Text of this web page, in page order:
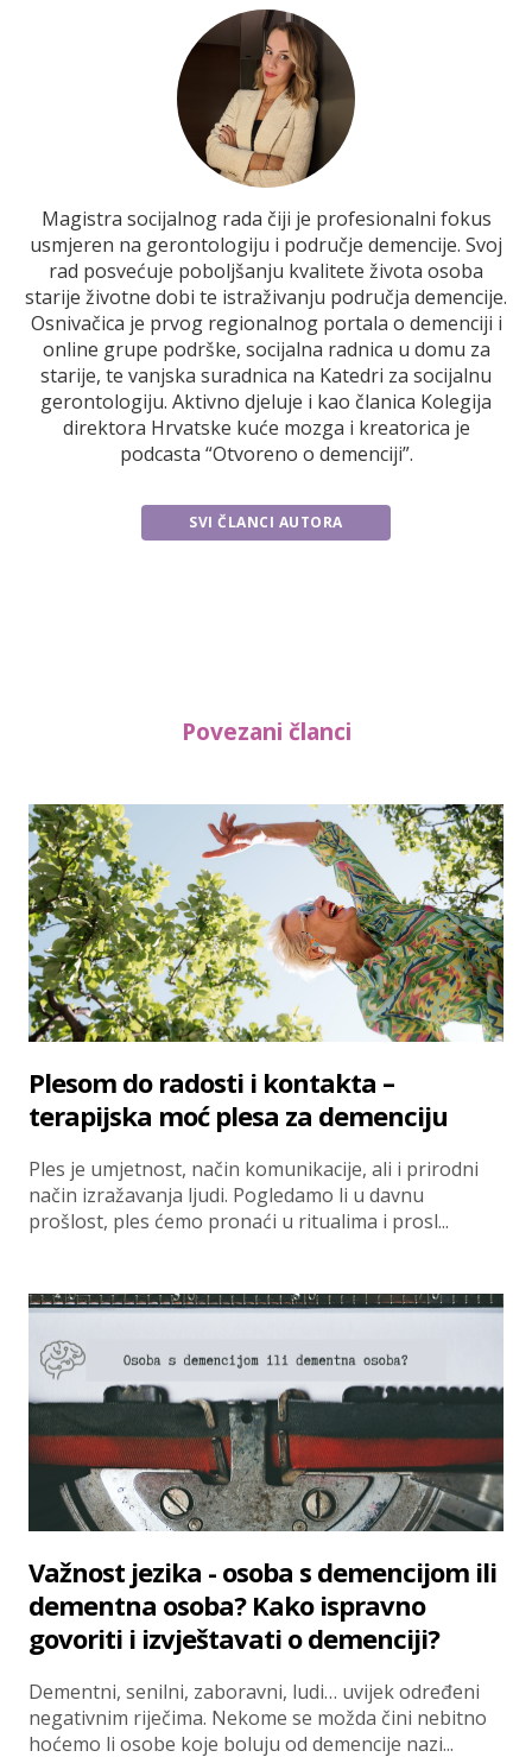
Magistra socijalnog rada čiji je profesionalni fokus
usmjeren na gerontologiju i područje demencije. Svoj
rad posvećuje poboljšanju kvalitete života osoba
starije životne dobi te istraživanju područja demencije.
Osnivačica je prvog regionalnog portala o demenciji i
online grupe podrške, socijalna radnica u domu za
starije, te vanjska suradnica na Katedri za socijalnu
gerontologiju. Aktivno djeluje i kao članica Kolegija
direktora Hrvatske kuće mozga i kreatorica je
podcasta “Otvoreno o demenciji”.
SVI ČLANCI AUTORA
Povezani članci
Plesom do radosti i kontakta –
terapijska moć plesa za demenciju
Ples je umjetnost, način komunikacije, ali i prirodni
način izražavanja ljudi. Pogledamo li u davnu
prošlost, ples ćemo pronaći u ritualima i prosl...
Važnost jezika - osoba s demencijom ili
dementna osoba? Kako ispravno
govoriti i izvještavati o demenciji?
Dementni, senilni, zaboravni, ludi… uvijek određeni
negativnim riječima. Nekome se možda čini nebitno
hoćemo li osobe koje boluju od demencije nazi...